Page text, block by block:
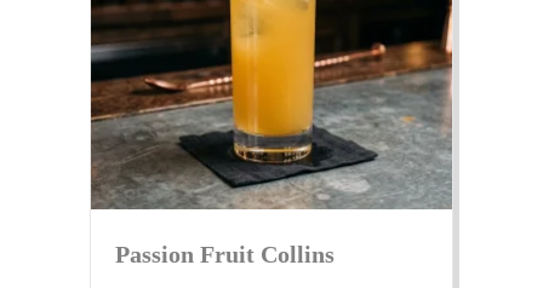
Passion Fruit Collins